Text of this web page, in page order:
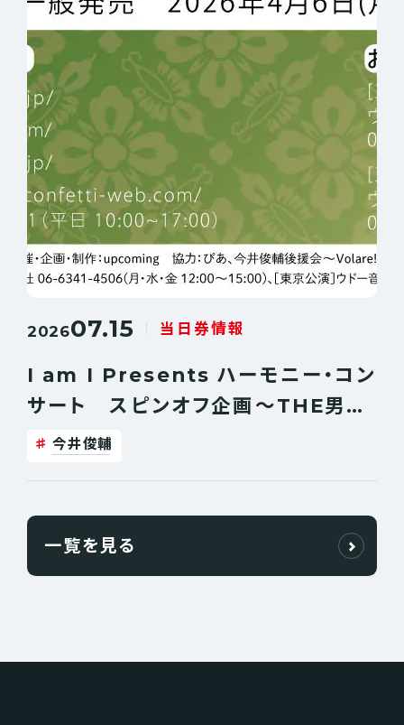
202607.15 当日券情報
I am I Presents ハーモニー・コン
サート スピンオフ企画〜THE男祭
り!2026〜【東京公演】当日券販売決
今井俊輔
一覧を見る